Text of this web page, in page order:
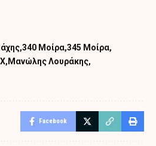
340 Μοίρα 345 Μοίρα
Μανώλης Λουράκης
Facebook